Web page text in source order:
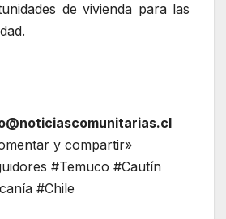
de vivienda para las
y compartir»
#Temuco #Cautín
#Chile